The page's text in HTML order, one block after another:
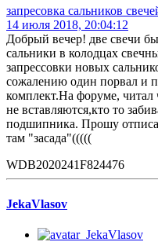
запресовка сальников
14 июля 2018, 20:04:12
Добрый вечер! две свечи
сальники в колодцах
запрессовки новых
сожалению один порвал и
комплект.На форуме, читал
не вставляются,кто то
подшипника. Прошу
там "засада"(((((
WDB2020241F824476
JekaVlasov